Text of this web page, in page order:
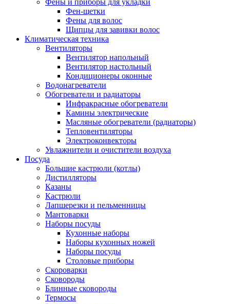
Фены и приборы для укладки
Фен-щетки
Фены для волос
Щипцы для завивки волос
Климатическая техника
Вентиляторы
Вентилятор напольный
Вентилятор настольный
Кондиционеры оконные
Водонагреватели
Обогреватели и радиаторы
Инфракрасные обогреватели
Камины электрические
Масляные обогреватели (радиаторы)
Тепловентиляторы
Электроконвекторы
Увлажнители и очистители воздуха
Посуда
Большие кастрюли (котлы)
Дистилляторы
Казаны
Кастрюли
Лапшерезки и пельменницы
Мантоварки
Наборы посуды
Кухонные наборы
Наборы кухонных ножей
Наборы посуды
Столовые приборы
Скороварки
Сковороды
Блинные сковороды
Термосы